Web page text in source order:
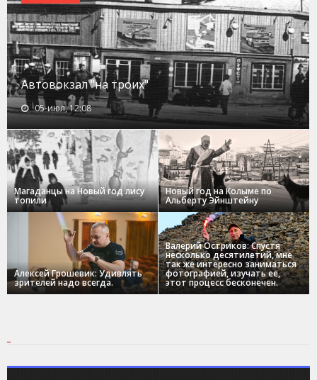
Автовокзал "на троих"
05-июл, 12:08
Магаданцы на Новый год лису
топили
Новый год на Колыме по
Альберту Эйнштейну
Алексей Грошевик: Удивлять
зрителей надо всегда.
Валерий Остриков: Спустя
несколько десятилетий, мне
так же интересно заниматься
фотографией, изучать ее,
этот процесс бесконечен.